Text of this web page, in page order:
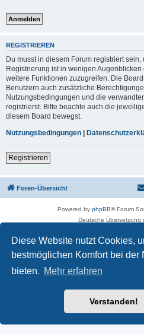
Diese Website nutzt Cookies,
bestmöglichen Komfort bei der
bieten. Mehr erfahren
Verstanden!
REGISTRIEREN
Du musst in diesem Forum registriert
Registrierung ist in wenigen
weitere Funktionen zuzugreifen. Die
Benutzern auch zusätzliche
Nutzungsbedingungen und die
registrierst. Bitte beachte auch die
diesem Board bewegst.
Nutzungsbedingungen |
Registrieren
Foren-Übersicht
Powered by phpBB® Forum
Deutsche Übersetzung